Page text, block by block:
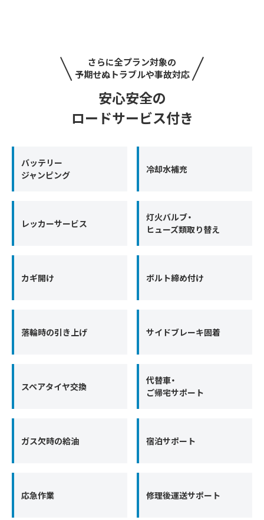
さらに全プラン対象の
予期せぬトラブルや事故対応
安心安全の
ロードサービス付き
バッテリー
ジャンピング
冷却水補充
レッカーサービス
灯火バルブ・
ヒューズ類取り替え
カギ開け ボルト締め付け
落輪時の引き上げ サイドブレーキ固着
スペアタイヤ交換
代替車・
ご帰宅サポート
ガス欠時の給油 宿泊サポート
応急作業 修理後運送サポート